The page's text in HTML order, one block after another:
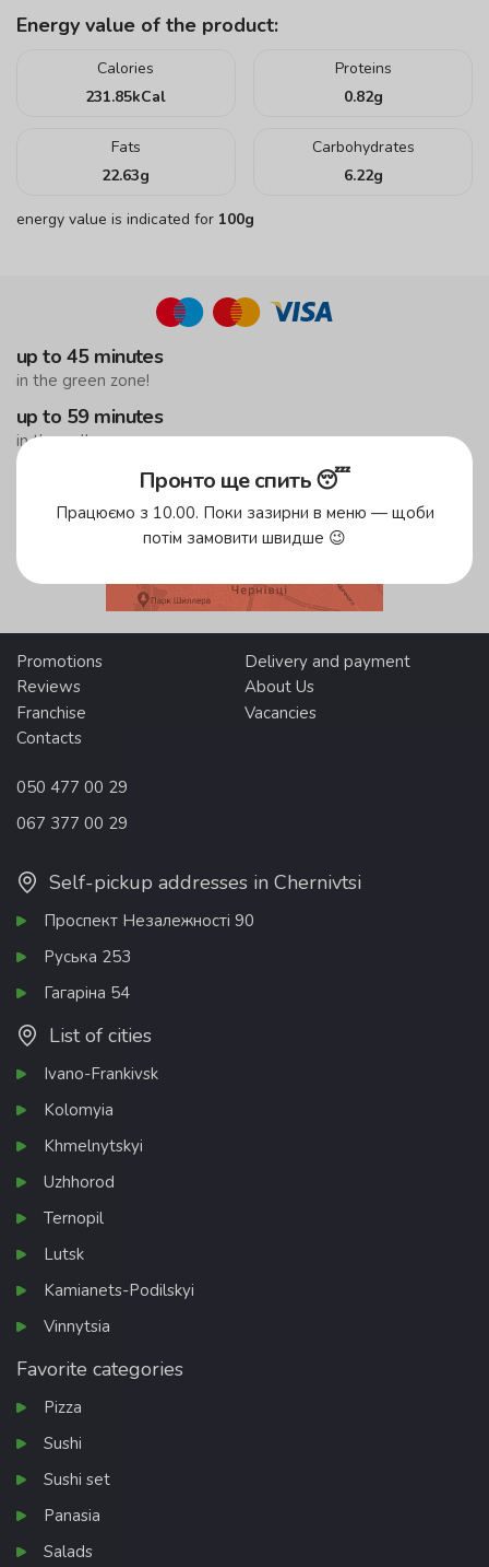
Energy value of the product:
Calories
231.85kCal
Proteins
0.82g
Fats
22.63g
Carbohydrates
6.22g
energy value is indicated for 100g
up to 45 minutes
in the green zone!
up to 59 minutes
in the yellow zone
Promotions
Delivery and payment
Reviews
About Us
Franchise
Vacancies
Contacts
050 477 00 29
067 377 00 29
Self-pickup addresses in Chernivtsi
Проспект Незалежності 90
Руська 253
Гагаріна 54
List of cities
Ivano-Frankivsk
Kolomyia
Khmelnytskyi
Uzhhorod
Ternopil
Lutsk
Kamianets-Podilskyi
Vinnytsia
Favorite categories
Pizza
Sushi
Sushi set
Panasia
Salads
Пронто ще спить 😴
Працюємо з 10.00. Поки зазирни в меню — щоби
потім замовити швидше 😉